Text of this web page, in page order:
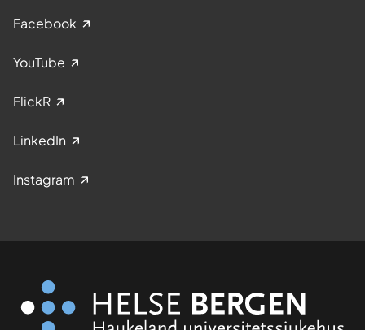
Facebook
YouTube
FlickR
LinkedIn
Instagram